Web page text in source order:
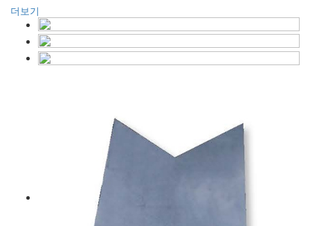
더보기